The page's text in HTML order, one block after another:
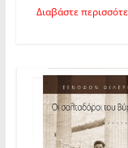
Διαβάστε